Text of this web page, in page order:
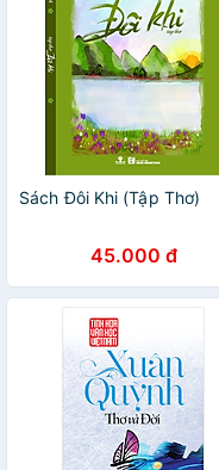
Sách Đôi Khi (Tập Thơ)
45.000 đ